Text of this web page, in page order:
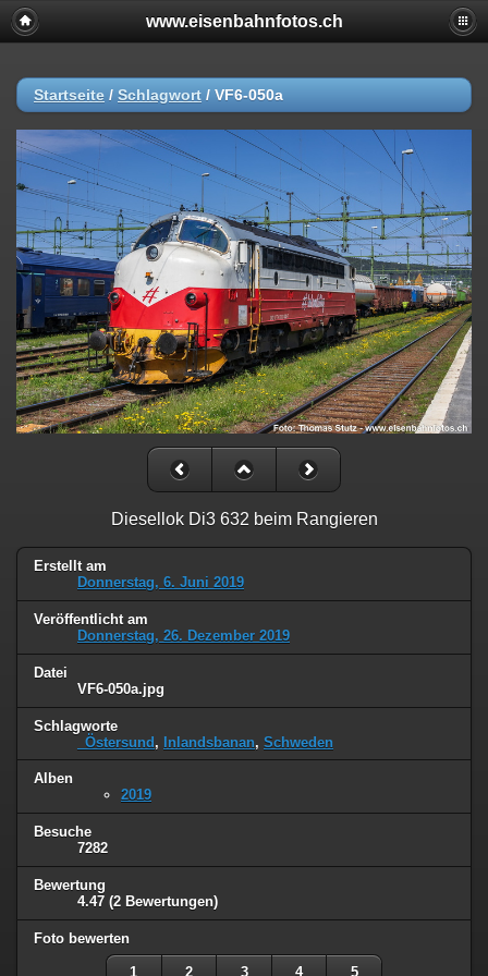
www.eisenbahnfotos.ch
Startseite / Schlagwort / VF6-050a
Diesellok Di3 632 beim Rangieren
Erstellt am
Donnerstag, 6. Juni 2019
Veröffentlicht am
Donnerstag, 26. Dezember 2019
Datei
VF6-050a.jpg
Schlagworte
_Östersund, Inlandsbanan, Schweden
Alben
2019
Besuche
7282
Bewertung
4.47 (2 Bewertungen)
Foto bewerten
1 2 3 4 5